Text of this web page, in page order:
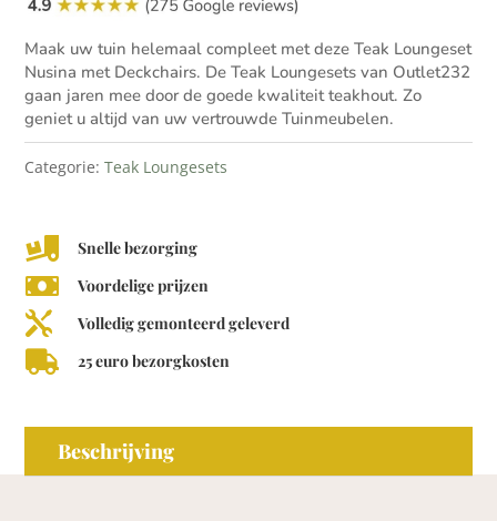
Maak uw tuin helemaal compleet met deze Teak Loungeset
Nusina met Deckchairs. De Teak Loungesets van Outlet232
gaan jaren mee door de goede kwaliteit teakhout. Zo
geniet u altijd van uw vertrouwde Tuinmeubelen.
Categorie:Teak Loungesets
 Snelle bezorging
 Voordelige prijzen
 Volledig gemonteerd geleverd
 25 euro bezorgkosten
Beschrijving